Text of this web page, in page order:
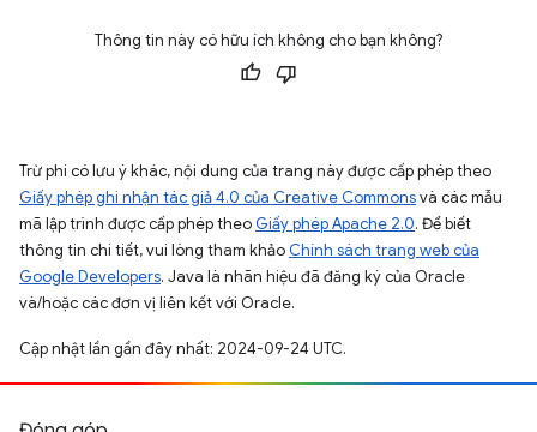
Thông tin này có hữu ích không cho bạn không?
Trừ phi có lưu ý khác, nội dung của trang này được cấp phép theo
Giấy phép ghi nhận tác giả 4.0 của Creative Commonsvà các mẫu
mã lập trình được cấp phép theo Giấy phép Apache 2.0. Để biết
thông tin chi tiết, vui lòng tham khảo Chính sách trang web của
Google Developers. Java là nhãn hiệu đã đăng ký của Oracle
và/hoặc các đơn vị liên kết với Oracle.
Cập nhật lần gần đây nhất: 2024-09-24 UTC.